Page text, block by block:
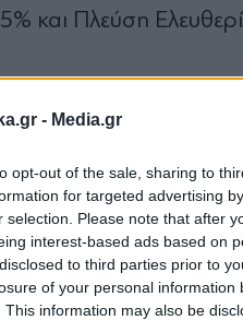
- Media.gr
opt-out of the sale, sharing to
for targeted advertising
selection. Please note that after
interest-based ads based on
to third parties prior to
of your personal information
This information may also be
και Πλεύση
Analysis το Mega
η ΝΔ
ποσοστιαία μονάδα
ΠAΣΟΚ με 10,6%,
ΜέΡΑ25 με 2,8%,
5,8%.